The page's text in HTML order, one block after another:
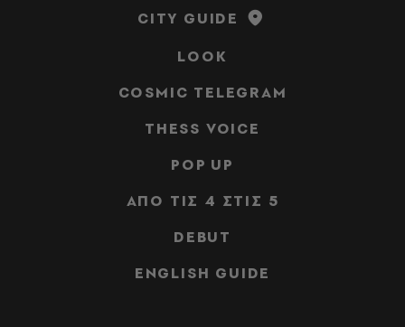
CITY GUIDE
LOOK
COSMIC TELEGRAM
THESS VOICE
POP UP
ΑΠΟ ΤΙΣ 4 ΣΤΙΣ 5
DEBUT
ENGLISH GUIDE